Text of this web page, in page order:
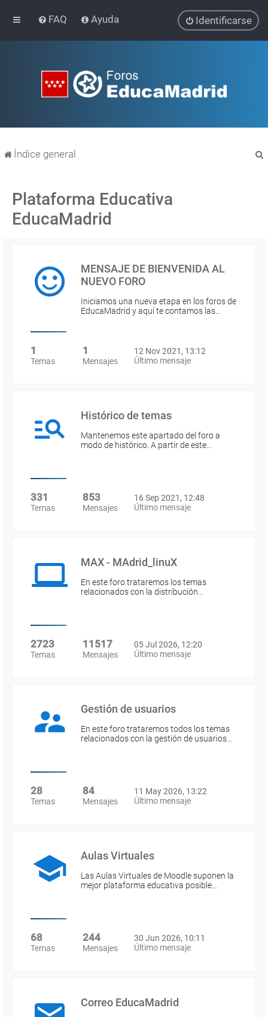
FAQ Ayuda Identificarse
Índice general
Plataforma Educativa
EducaMadrid
MENSAJE DE BIENVENIDA AL
NUEVO FORO
Iniciamos una nueva etapa en los foros de
EducaMadrid y aquí te contamos las…
1
Temas
1
Mensajes
12 Nov 2021, 13:12
Último mensaje
Histórico de temas
Mantenemos este apartado del foro a
modo de histórico. A partir de este…
331
Temas
853
Mensajes
16 Sep 2021, 12:48
Último mensaje
MAX - MAdrid_linuX
En este foro trataremos los temas
relacionados con la distribución…
2723
Temas
11517
Mensajes
05 Jul 2026, 12:20
Último mensaje
Gestión de usuarios
En este foro trataremos todos los temas
relacionados con la gestión de usuarios…
28
Temas
84
Mensajes
11 May 2026, 13:22
Último mensaje
Aulas Virtuales
Las Aulas Virtuales de Moodle suponen la
mejor plataforma educativa posible…
68
Temas
244
Mensajes
30 Jun 2026, 10:11
Último mensaje
Correo EducaMadrid